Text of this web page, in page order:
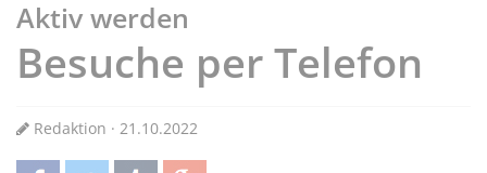
Aktiv werden
Besuche per Telefon
Redaktion · 21.10.2022